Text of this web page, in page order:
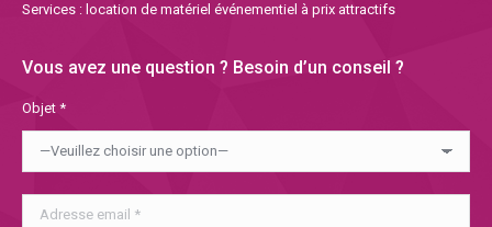
Services : location de matériel événementiel à prix attractifs
Vous avez une question ? Besoin d’un conseil ?
Objet *